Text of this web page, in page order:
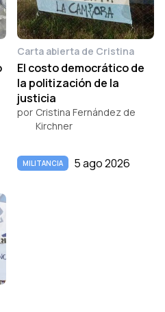
Carta abierta de Cristina
El costo democrático de
la politización de la
justicia
por Cristina Fernández de
Kirchner
MILITANCIA 5 ago 2026